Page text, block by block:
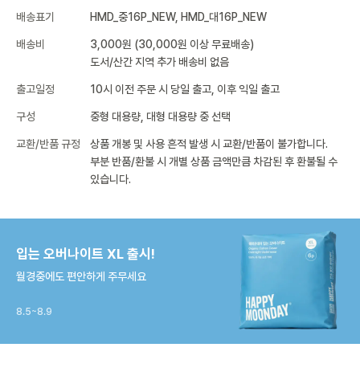
배송표기 HMD_중16P_NEW, HMD_대16P_NEW
배송비
3,000원 (30,000원 이상 무료배송)
도서/산간 지역 추가 배송비 없음
출고일정 10시 이전 주문 시 당일 출고, 이후 익일 출고
구성 중형 대용량, 대형 대용량 중 선택
교환/반품 규정
상품 개봉 및 사용 흔적 발생 시 교환/반품이 불가합니다.
부분 반품/환불 시 개별 상품 금액만큼 차감된 후 환불될 수
있습니다.
입는 오버나이트 XL 출시!
월경중에도 편안하게 주무세요
8.5~8.9